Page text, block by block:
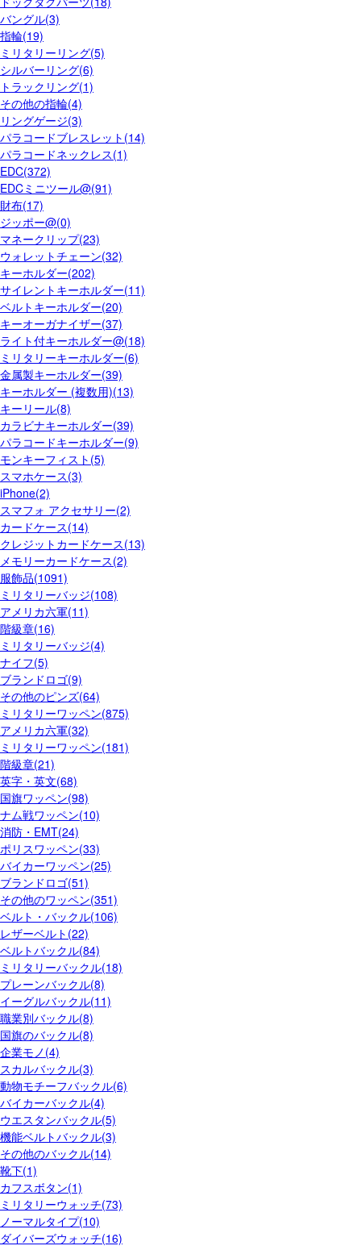
バングル(3)
指輪(19)
ミリタリーリング(5)
シルバーリング(6)
トラックリング(1)
その他の指輪(4)
リングゲージ(3)
パラコードブレスレット(14)
パラコードネックレス(1)
EDC(372)
EDCミニツール@(91)
財布(17)
ジッポー@(0)
マネークリップ(23)
ウォレットチェーン(32)
キーホルダー(202)
サイレントキーホルダー(11)
ベルトキーホルダー(20)
キーオーガナイザー(37)
ライト付キーホルダー@(18)
ミリタリーキーホルダー(6)
金属製キーホルダー(39)
キーホルダー (複数用)(13)
キーリール(8)
カラビナキーホルダー(39)
パラコードキーホルダー(9)
モンキーフィスト(5)
スマホケース(3)
iPhone(2)
スマフォ アクセサリー(2)
カードケース(14)
クレジットカードケース(13)
メモリーカードケース(2)
服飾品(1091)
ミリタリーバッジ(108)
アメリカ六軍(11)
階級章(16)
ミリタリーバッジ(4)
ナイフ(5)
ブランドロゴ(9)
その他のピンズ(64)
ミリタリーワッペン(875)
アメリカ六軍(32)
ミリタリーワッペン(181)
階級章(21)
英字・英文(68)
国旗ワッペン(98)
ナム戦ワッペン(10)
消防・EMT(24)
ポリスワッペン(33)
バイカーワッペン(25)
ブランドロゴ(51)
その他のワッペン(351)
ベルト・バックル(106)
レザーベルト(22)
ベルトバックル(84)
ミリタリーバックル(18)
プレーンバックル(8)
イーグルバックル(11)
職業別バックル(8)
国旗のバックル(8)
企業モノ(4)
スカルバックル(3)
動物モチーフバックル(6)
バイカーバックル(4)
ウエスタンバックル(5)
機能ベルトバックル(3)
その他のバックル(14)
靴下(1)
カフスボタン(1)
ミリタリーウォッチ(73)
ノーマルタイプ(10)
ダイバーズウォッチ(16)